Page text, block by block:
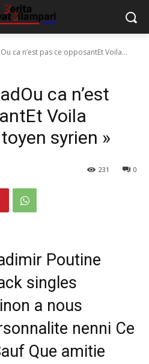
ca n’est pas ce opposantEt Voila...
ca n’est
Voila
syrien »
0
231
Poutine
singles
a nous
nenni Ce
Que amitie